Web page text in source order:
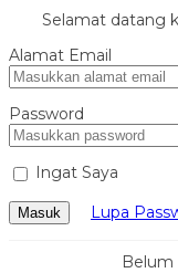
Selamat datang
Alamat Email
Password
Ingat Saya
Masuk Lupa